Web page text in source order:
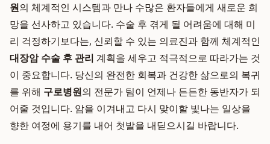
원의 체계적인 시스템과 만나 수많은 환자들에게 새로운 희
망을 선사하고 있습니다. 수술 후 겪게 될 어려움에 대해 미
리 걱정하기보다는, 신뢰할 수 있는 의료진과 함께 체계적인
대장암 수술 후 관리 계획을 세우고 적극적으로 따라가는 것
이 중요합니다. 당신의 완전한 회복과 건강한 삶으로의 복귀
를 위해 구로병원의 전문가 팀이 언제나 든든한 동반자가 되
어줄 것입니다. 암을 이겨내고 다시 맞이할 빛나는 일상을
향한 여정에 용기를 내어 첫발을 내딛으시길 바랍니다.